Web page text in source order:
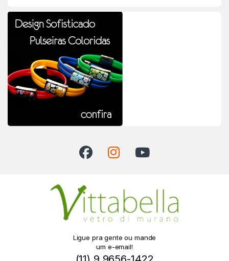
Ligue pra gente ou mande
um e-email!